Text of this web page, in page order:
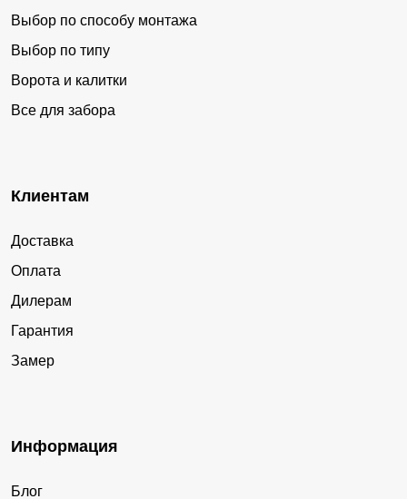
Выбор по способу монтажа
Выбор по типу
Ворота и калитки
Все для забора
Клиентам
Доставка
Оплата
Дилерам
Гарантия
Замер
Информация
Блог